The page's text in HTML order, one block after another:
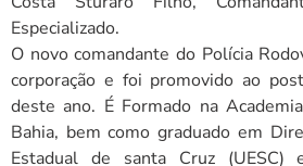
Especializado.
O novo comandante do Polícia
corporação e foi promovido ao
deste ano. É Formado na
Bahia, bem como graduado em
Estadual de santa Cruz (UESC)